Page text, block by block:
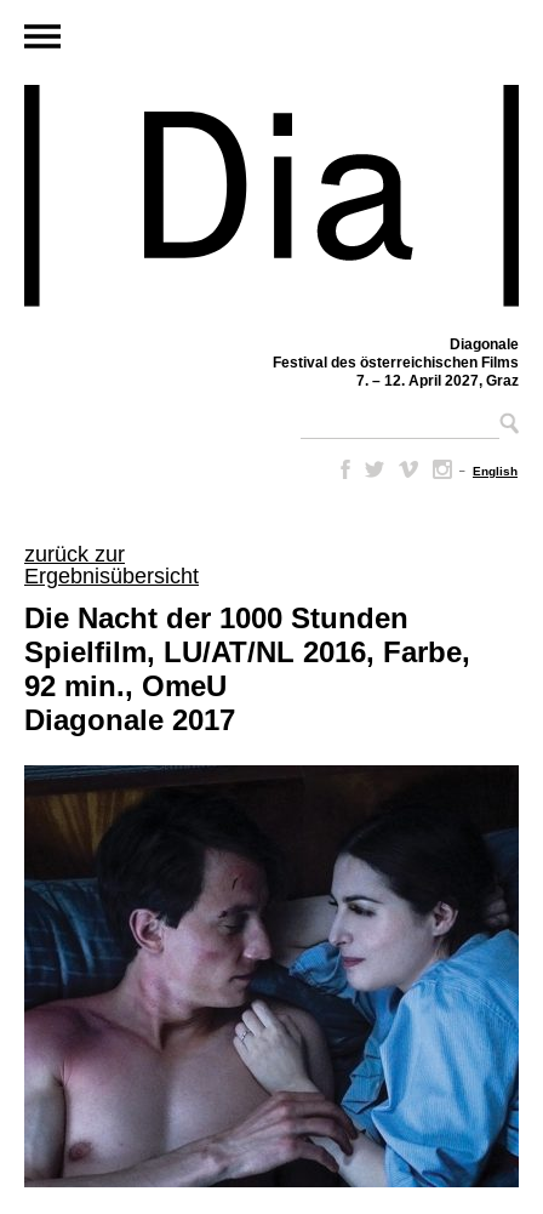
Diagonale
Festival des österreichischen Films
7. – 12. April 2027, Graz
– English
zurück zur
Ergebnisübersicht
Die Nacht der 1000 Stunden
Spielfilm, LU/AT/NL 2016, Farbe,
92 min., OmeU
Diagonale 2017